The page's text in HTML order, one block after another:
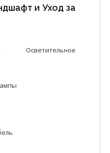
и Уход за